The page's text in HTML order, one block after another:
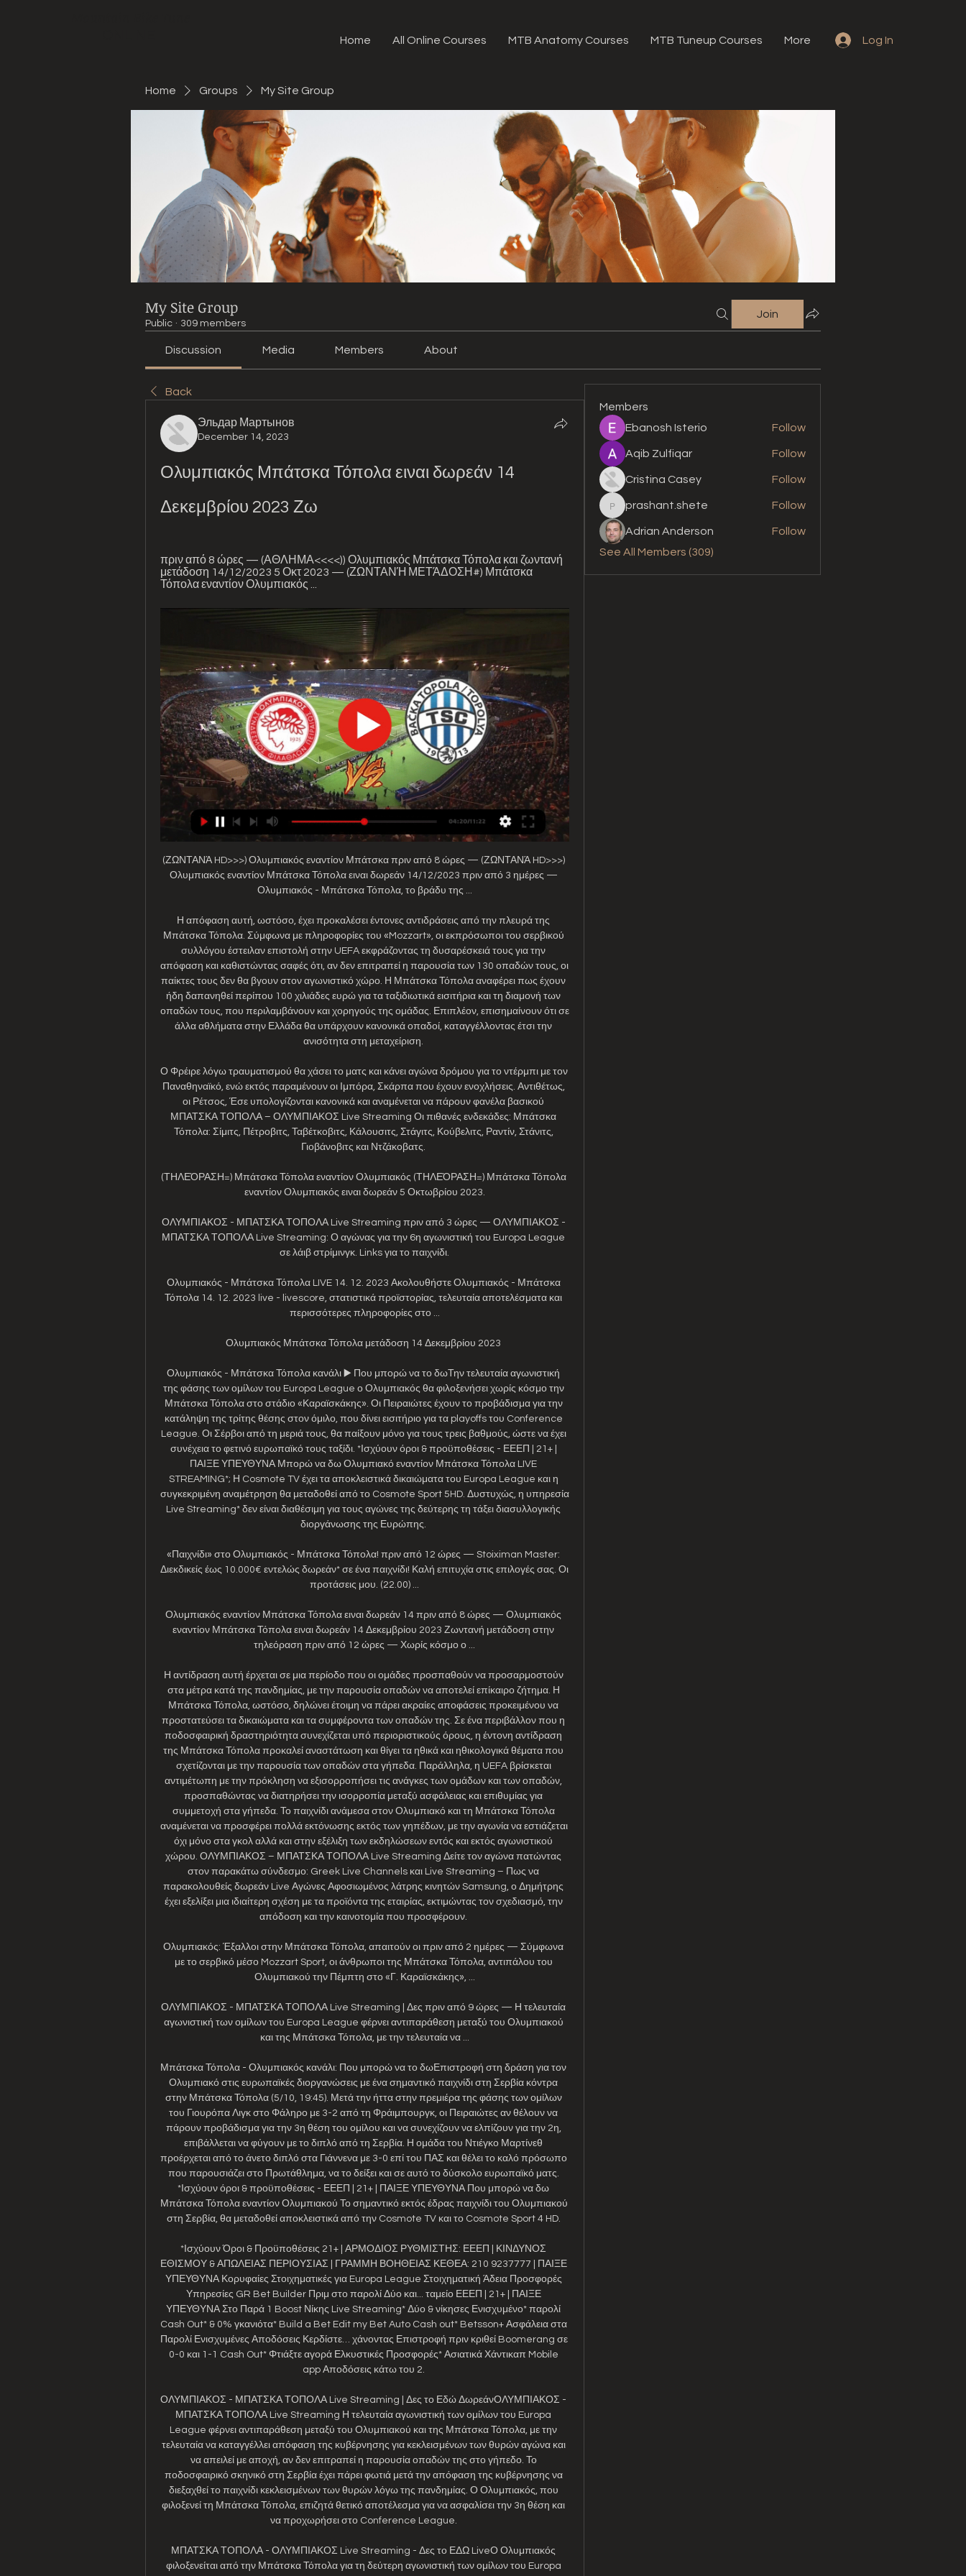
Home All Online Courses MTB Anatomy Courses MTB Tuneup Courses More Log In
Home Groups My Site Group
My Site Group
Public · 309 members
Join
Discussion Media Members About
Back
Эльдар Мартынов
December 14, 2023
Ολυμπιακός Μπάτσκα Τόπολα ειναι δωρεάν 14
Δεκεμβρίου 2023 Ζω
πριν από 8 ώρες — (ΑΘΛΗΜΑ<<<<)) Ολυμπιακός Μπάτσκα Τόπολα και ζωντανή
μετάδοση 14/12/2023 5 Οκτ 2023 — (ΖΩΝΤΑΝΉ ΜΕΤΆΔΟΣΗ#) Μπάτσκα
Τόπολα εναντίον Ολυμπιακός ...
(ΖΩΝΤΑΝΆ HD>>>) Ολυμπιακός εναντίον Μπάτσκα πριν από 8 ώρες — (ΖΩΝΤΑΝΆ HD>>>)
Ολυμπιακός εναντίον Μπάτσκα Τόπολα ειναι δωρεάν 14/12/2023 πριν από 3 ημέρες —
Ολυμπιακός - Μπάτσκα Τόπολα, το βράδυ της ...
Η απόφαση αυτή, ωστόσο, έχει προκαλέσει έντονες αντιδράσεις από την πλευρά της
Μπάτσκα Τόπολα. Σύμφωνα με πληροφορίες του «Mozzart», οι εκπρόσωποι του σερβικού
συλλόγου έστειλαν επιστολή στην UEFA εκφράζοντας τη δυσαρέσκειά τους για την
απόφαση και καθιστώντας σαφές ότι, αν δεν επιτραπεί η παρουσία των 130 οπαδών τους, οι
παίκτες τους δεν θα βγουν στον αγωνιστικό χώρο. Η Μπάτσκα Τόπολα αναφέρει πως έχουν
ήδη δαπανηθεί περίπου 100 χιλιάδες ευρώ για τα ταξιδιωτικά εισιτήρια και τη διαμονή των
οπαδών τους, που περιλαμβάνουν και χορηγούς της ομάδας. Επιπλέον, επισημαίνουν ότι σε
άλλα αθλήματα στην Ελλάδα θα υπάρχουν κανονικά οπαδοί, καταγγέλλοντας έτσι την
ανισότητα στη μεταχείριση.
Ο Φρέιρε λόγω τραυματισμού θα χάσει το ματς και κάνει αγώνα δρόμου για το ντέρμπι με τον
Παναθηναϊκό, ενώ εκτός παραμένουν οι Ιμπόρα, Σκάρπα που έχουν ενοχλήσεις. Αντιθέτως,
οι Ρέτσος, Έσε υπολογίζονται κανονικά και αναμένεται να πάρουν φανέλα βασικού
ΜΠΑΤΣΚΑ ΤΟΠΟΛΑ – ΟΛΥΜΠΙΑΚΟΣ Live Streaming Οι πιθανές ενδεκάδες: Μπάτσκα
Τόπολα: Σίμιτς, Πέτροβιτς, Ταβέτκοβιτς, Κάλουσιτς, Στάγιτς, Κούβελιτς, Ραντίν, Στάνιτς,
Γιοβάνοβιτς και Ντζάκοβατς.
(ΤΗΛΕΌΡΑΣΗ=) Μπάτσκα Τόπολα εναντίον Ολυμπιακός (ΤΗΛΕΌΡΑΣΗ=) Μπάτσκα Τόπολα
εναντίον Ολυμπιακός ειναι δωρεάν 5 Οκτωβρίου 2023.
ΟΛΥΜΠΙΑΚΟΣ - ΜΠΑΤΣΚΑ ΤΟΠΟΛΑ Live Streaming πριν από 3 ώρες — ΟΛΥΜΠΙΑΚΟΣ -
ΜΠΑΤΣΚΑ ΤΟΠΟΛΑ Live Streaming: Ο αγώνας για την 6η αγωνιστική του Europa League
σε λάιβ στρίμινγκ. Links για το παιχνίδι.
Ολυμπιακός - Μπάτσκα Τόπολα LIVE 14. 12. 2023 Ακολουθήστε Ολυμπιακός - Μπάτσκα
Τόπολα 14. 12. 2023 live - livescore, στατιστικά προϊστορίας, τελευταία αποτελέσματα και
περισσότερες πληροφορίες στο ...
Ολυμπιακός Μπάτσκα Τόπολα μετάδοση 14 Δεκεμβρίου 2023
Ολυμπιακός - Μπάτσκα Τόπολα κανάλι ▶️ Που μπορώ να το δωΤην τελευταία αγωνιστική
της φάσης των ομίλων του Europa League ο Ολυμπιακός θα φιλοξενήσει χωρίς κόσμο την
Μπάτσκα Τόπολα στο στάδιο «Καραϊσκάκης». Οι Πειραιώτες έχουν το προβάδισμα για την
κατάληψη της τρίτης θέσης στον όμιλο, που δίνει εισιτήριο για τα playoffs του Conference
League. Οι Σέρβοι από τη μεριά τους, θα παίξουν μόνο για τους τρεις βαθμούς, ώστε να έχει
συνέχεια το φετινό ευρωπαϊκό τους ταξίδι. *Ισχύουν όροι & προϋποθέσεις - ΕΕΕΠ | 21+ |
ΠΑΙΞΕ ΥΠΕΥΘΥΝΑ Μπορώ να δω Ολυμπιακό εναντίον Μπάτσκα Τόπολα LIVE
STREAMING*; Η Cosmote TV έχει τα αποκλειστικά δικαιώματα του Europa League και η
συγκεκριμένη αναμέτρηση θα μεταδοθεί από το Cosmote Sport 5HD. Δυστυχώς, η υπηρεσία
Live Streaming* δεν είναι διαθέσιμη για τους αγώνες της δεύτερης τη τάξει διασυλλογικής
διοργάνωσης της Ευρώπης.
«Παιχνίδι» στο Ολυμπιακός - Μπάτσκα Τόπολα! πριν από 12 ώρες — Stoiximan Master:
Διεκδικείς έως 10.000€ εντελώς δωρεάν* σε ένα παιχνίδι! Καλή επιτυχία στις επιλογές σας. Οι
προτάσεις μου. (22.00) ...
Ολυμπιακός εναντίον Μπάτσκα Τόπολα ειναι δωρεάν 14 πριν από 8 ώρες — Ολυμπιακός
εναντίον Μπάτσκα Τόπολα ειναι δωρεάν 14 Δεκεμβρίου 2023 Ζωντανή μετάδοση στην
τηλεόραση πριν από 12 ώρες — Χωρίς κόσμο ο ...
Η αντίδραση αυτή έρχεται σε μια περίοδο που οι ομάδες προσπαθούν να προσαρμοστούν
στα μέτρα κατά της πανδημίας, με την παρουσία οπαδών να αποτελεί επίκαιρο ζήτημα. Η
Μπάτσκα Τόπολα, ωστόσο, δηλώνει έτοιμη να πάρει ακραίες αποφάσεις προκειμένου να
προστατεύσει τα δικαιώματα και τα συμφέροντα των οπαδών της. Σε ένα περιβάλλον που η
ποδοσφαιρική δραστηριότητα συνεχίζεται υπό περιοριστικούς όρους, η έντονη αντίδραση
της Μπάτσκα Τόπολα προκαλεί αναστάτωση και θίγει τα ηθικά και ηθικολογικά θέματα που
σχετίζονται με την παρουσία των οπαδών στα γήπεδα. Παράλληλα, η UEFA βρίσκεται
αντιμέτωπη με την πρόκληση να εξισορροπήσει τις ανάγκες των ομάδων και των οπαδών,
προσπαθώντας να διατηρήσει την ισορροπία μεταξύ ασφάλειας και επιθυμίας για
συμμετοχή στα γήπεδα. Το παιχνίδι ανάμεσα στον Ολυμπιακό και τη Μπάτσκα Τόπολα
αναμένεται να προσφέρει πολλά εκτόνωσης εκτός των γηπέδων, με την αγωνία να εστιάζεται
όχι μόνο στα γκολ αλλά και στην εξέλιξη των εκδηλώσεων εντός και εκτός αγωνιστικού
χώρου. ΟΛΥΜΠΙΑΚΟΣ – ΜΠΑΤΣΚΑ ΤΟΠΟΛΑ Live Streaming Δείτε τον αγώνα πατώντας
στον παρακάτω σύνδεσμο: Greek Live Channels και Live Streaming – Πως να
παρακολουθείς δωρεάν Live Αγώνες Αφοσιωμένος λάτρης κινητών Samsung, ο Δημήτρης
έχει εξελίξει μια ιδιαίτερη σχέση με τα προϊόντα της εταιρίας, εκτιμώντας τον σχεδιασμό, την
απόδοση και την καινοτομία που προσφέρουν.
Ολυμπιακός: Έξαλλοι στην Μπάτσκα Τόπολα, απαιτούν οι πριν από 2 ημέρες — Σύμφωνα
με το σερβικό μέσο Mozzart Sport, οι άνθρωποι της Μπάτσκα Τόπολα, αντιπάλου του
Ολυμπιακού την Πέμπτη στο «Γ. Καραϊσκάκης», ...
ΟΛΥΜΠΙΑΚΟΣ - ΜΠΑΤΣΚΑ ΤΟΠΟΛΑ Live Streaming | Δες πριν από 9 ώρες — Η τελευταία
αγωνιστική των ομίλων του Europa League φέρνει αντιπαράθεση μεταξύ του Ολυμπιακού
και της Μπάτσκα Τόπολα, με την τελευταία να ...
Μπάτσκα Τόπολα - Ολυμπιακός κανάλι: Που μπορώ να το δωΕπιστροφή στη δράση για τον
Ολυμπιακό στις ευρωπαϊκές διοργανώσεις με ένα σημαντικό παιχνίδι στη Σερβία κόντρα
στην Μπάτσκα Τόπολα (5/10, 19:45). Μετά την ήττα στην πρεμιέρα της φάσης των ομίλων
του Γιουρόπα Λιγκ στο Φάληρο με 3-2 από τη Φράιμπουργκ, οι Πειραιώτες αν θέλουν να
πάρουν προβάδισμα για την 3η θέση του ομίλου και να συνεχίζουν να ελπίζουν για την 2η,
επιβάλλεται να φύγουν με το διπλό από τη Σερβία. Η ομάδα του Ντιέγκο Μαρτίνεθ
προέρχεται από το άνετο διπλό στα Γιάννενα με 3-0 επί του ΠΑΣ και θέλει το καλό πρόσωπο
που παρουσιάζει στο Πρωτάθλημα, να το δείξει και σε αυτό το δύσκολο ευρωπαϊκό ματς.
*Ισχύουν όροι & προϋποθέσεις - ΕΕΕΠ | 21+ | ΠΑΙΞΕ ΥΠΕΥΘΥΝΑ Που μπορώ να δω
Μπάτσκα Τόπολα εναντίον Ολυμπιακού Το σημαντικό εκτός έδρας παιχνίδι του Ολυμπιακού
στη Σερβία, θα μεταδοθεί αποκλειστικά από την Cosmote TV και το Cosmote Sport 4 HD.
*Ισχύουν Όροι & Προϋποθέσεις 21+ | ΑΡΜΟΔΙΟΣ ΡΥΘΜΙΣΤΗΣ: ΕΕΕΠ | ΚΙΝΔΥΝΟΣ
ΕΘΙΣΜΟΥ & ΑΠΩΛΕΙΑΣ ΠΕΡΙΟΥΣΙΑΣ | ΓΡΑΜΜΗ ΒΟΗΘΕΙΑΣ ΚΕΘΕΑ: 210 9237777 | ΠΑΙΞΕ
ΥΠΕΥΘΥΝΑ Κορυφαίες Στοιχηματικές για Europa League Στοιχηματική Άδεια Προσφορές
Υπηρεσίες GR Bet Builder Πριμ στο παρολί Δύο και... ταμείο ΕΕΕΠ | 21+ | ΠΑΙΞΕ
ΥΠΕΥΘΥΝΑ Στο Παρά 1 Boost Νίκης Live Streaming* Δύο & νίκησες Ενισχυμένο* παρολί
Cash Out* & 0% γκανιότα* Build a Bet Edit my Bet Auto Cash out* Betsson+ Ασφάλεια στα
Παρολί Ενισχυμένες Αποδόσεις Κερδίστε… χάνοντας Επιστροφή πριν κριθεί Boomerang σε
0-0 και 1-1 Cash Out* Φτιάξτε αγορά Ελκυστικές Προσφορές* Ασιατικά Χάντικαπ Mobile
app Αποδόσεις κάτω του 2.
ΟΛΥΜΠΙΑΚΟΣ - ΜΠΑΤΣΚΑ ΤΟΠΟΛΑ Live Streaming | Δες το Εδώ ΔωρεάνΟΛΥΜΠΙΑΚΟΣ -
ΜΠΑΤΣΚΑ ΤΟΠΟΛΑ Live Streaming Η τελευταία αγωνιστική των ομίλων του Europa
League φέρνει αντιπαράθεση μεταξύ του Ολυμπιακού και της Μπάτσκα Τόπολα, με την
τελευταία να καταγγέλλει απόφαση της κυβέρνησης για κεκλεισμένων των θυρών αγώνα και
να απειλεί με αποχή, αν δεν επιτραπεί η παρουσία οπαδών της στο γήπεδο. Το
ποδοσφαιρικό σκηνικό στη Σερβία έχει πάρει φωτιά μετά την απόφαση της κυβέρνησης να
διεξαχθεί το παιχνίδι κεκλεισμένων των θυρών λόγω της πανδημίας. Ο Ολυμπιακός, που
φιλοξενεί τη Μπάτσκα Τόπολα, επιζητά θετικό αποτέλεσμα για να ασφαλίσει την 3η θέση και
να προχωρήσει στο Conference League.
ΜΠΑΤΣΚΑ ΤΟΠΟΛΑ - ΟΛΥΜΠΙΑΚΟΣ Live Streaming - Δες το ΕΔΩ LiveΟ Ολυμπιακός
φιλοξενείται από την Μπάτσκα Τόπολα για τη δεύτερη αγωνιστική των ομίλων του Europa
Members
Ebanosh Isterio
Follow
Aqib Zulfiqar Follow
Cristina Casey Follow
prashant.shete
prashant.shete Follow
Adrian Anderson
Follow
See All Members (309)